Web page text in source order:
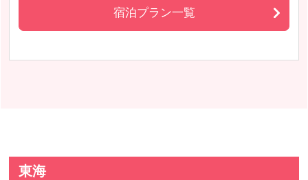
宿泊プラン一覧
東海